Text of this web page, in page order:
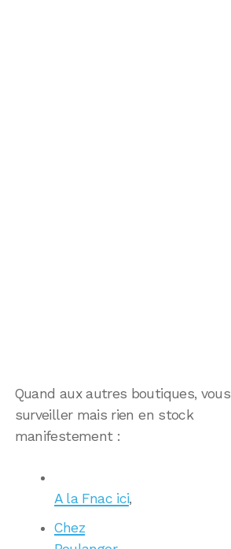
Quand aux autres boutiques,
surveiller mais rien en stock
manifestement :
A la Fnac ici,
Chez